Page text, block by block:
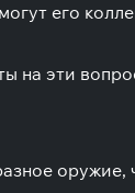
его
на эти